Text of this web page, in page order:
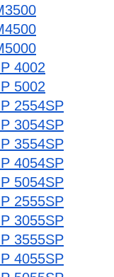
4002
5002
2554SP
3054SP
3554SP
4054SP
5054SP
2555SP
3055SP
3555SP
4055SP